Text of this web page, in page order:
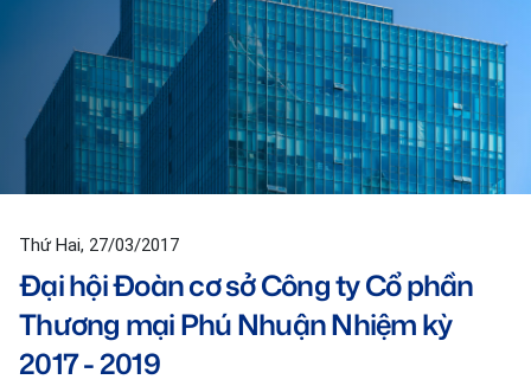
Thứ Hai, 27/03/2017
Đại hội Đoàn cơ sở Công ty Cổ phần
Thương mại Phú Nhuận Nhiệm kỳ
2017 - 2019